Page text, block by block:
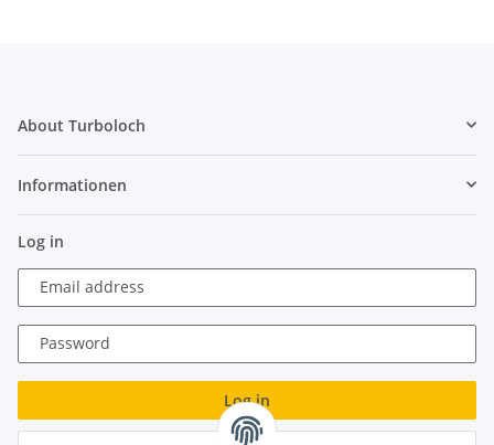
About Turboloch
Informationen
Log in
Email address
Password
Log in